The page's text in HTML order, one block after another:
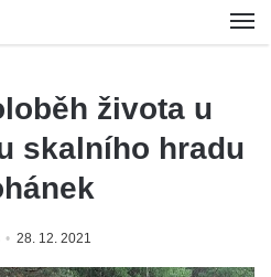
života u
skalního hradu
28. 12. 2021